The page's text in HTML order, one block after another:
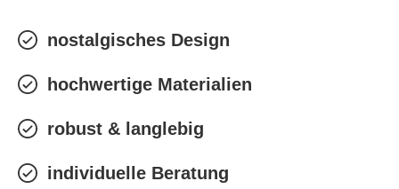
nostalgisches Design
hochwertige Materialien
robust & langlebig
individuelle Beratung